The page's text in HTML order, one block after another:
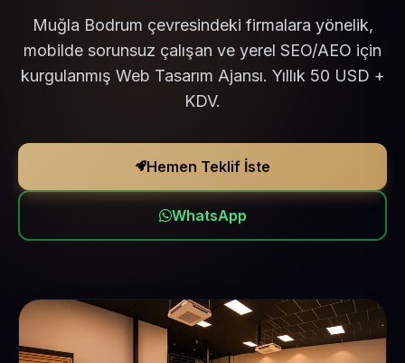
Muğla Bodrum çevresindeki firmalara yönelik,
mobilde sorunsuz çalışan ve yerel SEO/AEO için
kurgulanmış Web Tasarım Ajansı. Yıllık 50 USD +
KDV.
Hemen Teklif İste
WhatsApp